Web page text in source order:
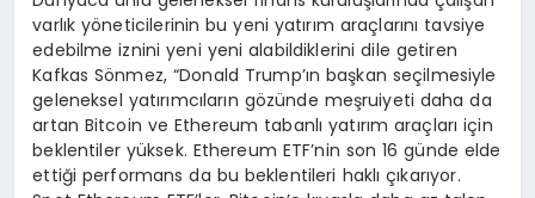
varlık yöneticilerinin bu yeni yatırım araçlarını tavsiye
edebilme iznini yeni yeni alabildiklerini dile getiren
Kafkas Sönmez, “Donald Trump’ın başkan seçilmesiyle
geleneksel yatırımcıların gözünde meşruiyeti daha da
artan Bitcoin ve Ethereum tabanlı yatırım araçları için
beklentiler yüksek. Ethereum ETF’nin son 16 günde elde
ettiği performans da bu beklentileri haklı çıkarıyor.